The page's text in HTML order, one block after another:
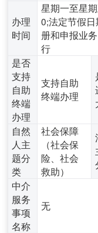
办理
时间
星期一至星
0;法定节假
册和申报业
行
是否
支持
自助
终端
办理
支持自助
终端办理
自然
人主
题分
类
社会保障
（社会保
险、社会
救助）
中介
服务
事项
名称
无